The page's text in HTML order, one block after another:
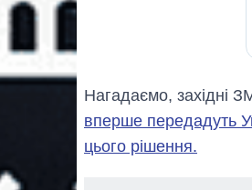
Нагадаємо, західні
вперше передадуть
цього рішення.